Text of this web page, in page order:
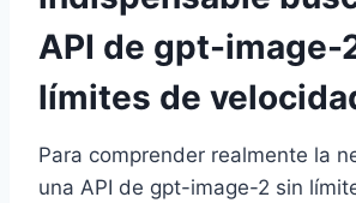
API de gpt-image-
límites de
Para comprender realmente la
una API de gpt-image-2 sin